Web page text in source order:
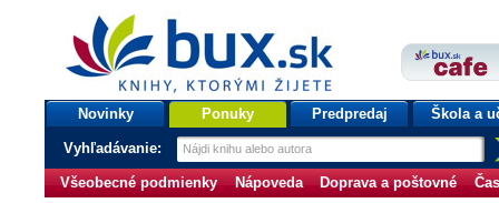
bux.sk
knihy, ktorými žijete
Úvodná stránka
Novinky Ponuky Predpredaj Škola a
Vyhľadávanie:
Všeobecné podmienky Nápoveda Doprava a poštovné